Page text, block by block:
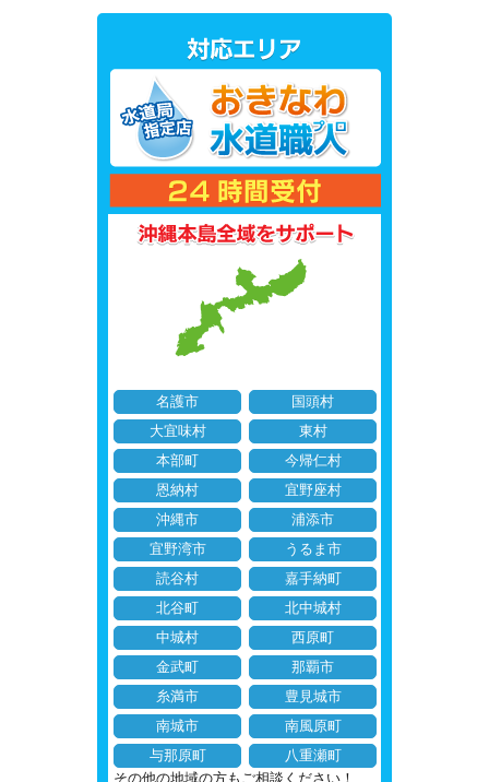
名護市
国頭村
大宜味村
東村
本部町
今帰仁村
恩納村
宜野座村
沖縄市
浦添市
宜野湾市
うるま市
読谷村
嘉手納町
北谷町
北中城村
中城村
西原町
金武町
那覇市
糸満市
豊見城市
南城市
南風原町
与那原町
八重瀬町
その他の地域の方もご相談ください！